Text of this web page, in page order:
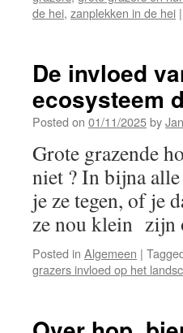
de hei, zanplekken in de hei |
De invloed
ecosysteem
Posted on 01/11/2025byJan
Grote grazende
niet ? In bijna
je ze tegen, of je
ze nou klein
Posted in Algemeen |
grazers invloed op het